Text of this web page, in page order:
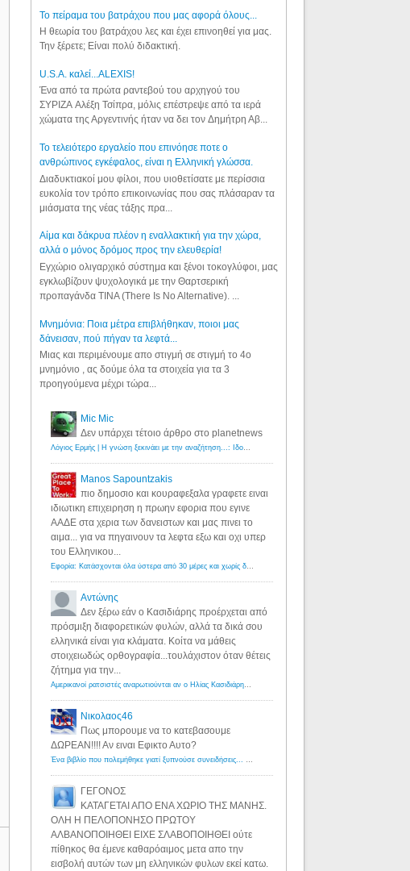
Το πείραμα του βατράχου που μας αφορά όλους...
Η θεωρία του βατράχου λες και έχει επινοηθεί για μας.
Την ξέρετε; Είναι πολύ διδακτική.
U.S.A. καλεί...ALEXIS!
Ένα από τα πρώτα ραντεβού του αρχηγού του
ΣΥΡΙΖΑ Αλέξη Τσίπρα, μόλις επέστρεψε από τα ιερά
χώματα της Αργεντινής ήταν να δει τον Δημήτρη Αβ...
Το τελειότερο εργαλείο που επινόησε ποτε ο
ανθρώπινος εγκέφαλος, είναι η Ελληνική γλώσσα.
Διαδυκτιακοί μου φίλοι, που υιοθετίσατε με περίσσια
ευκολία τον τρόπο επικοινωνίας που σας πλάσαραν τα
μιάσματα της νέας τάξης πρα...
Αίμα και δάκρυα πλέον η εναλλακτική για την χώρα,
αλλά ο μόνος δρόμος προς την ελευθερία!
Εγχώριο ολιγαρχικό σύστημα και ξένοι τοκογλύφοι, μας
εγκλωβίζουν ψυχολογικά με την Θαρτσερική
προπαγάνδα TINA (There Is No Alternative). ...
Μνημόνια: Ποια μέτρα επιβλήθηκαν, ποιοι μας
δάνεισαν, πού πήγαν τα λεφτά...
Μιας και περιμένουμε απο στιγμή σε στιγμή το 4ο
μνημόνιο , ας δούμε όλα τα στοιχεία για τα 3
προηγούμενα μέχρι τώρα...
Mic Mic
Δεν υπάρχει τέτοιο άρθρο στο planetnews
Λόγιος Ερμής | Η γνώση ξεκινάει με την αναζήτηση...: Ιδού οι 18 που χρωστούν 11 δις ευρώ!
Manos Sapountzakis
πιο δημοσιο και κουραφεξαλα γραφετε ειναι
ιδιωτικη επιχειρηση η πρωην εφορια που εγινε
ΑΑΔΕ στα χερια των δανειστων και μας πινει το
αιμα... για να πηγαινουν τα λεφτα εξω και οχι υπερ
του Ελληνικου...
Εφορία: Κατάσχονται όλα ύστερα από 30 μέρες και χωρίς δικαστικές αποφάσεις - Λόγιος Ερμής
Αντώνης
Δεν ξέρω εάν ο Κασιδιάρης προέρχεται από
πρόσμιξη διαφορετικών φυλών, αλλά τα δικά σου
ελληνικά είναι για κλάματα. Κοίτα να μάθεις
στοιχειωδώς ορθογραφία...τουλάχιστον όταν θέτεις
ζήτημα για την...
Αμερικανοί ρατσιστές αναρωτιούνται αν ο Ηλίας Κασιδιάρης ανήκει στη λευκή φυλή... - Λόγιος Ερμής
Νικολαος46
Πως μπορουμε να το κατεβασουμε
ΔΩΡΕΑΝ!!!! Αν ειναι Εφικτο Αυτο?
Ένα βιβλίο που πολεμήθηκε γιατί ξυπνούσε συνειδήσεις... - Λόγιος Ερμής | Η γνώση ξεκινάει με την αναζήτηση...
ΓΕΓΟΝΟΣ
ΚΑΤΑΓΕΤΑΙ ΑΠΟ ΕΝΑ ΧΩΡΙΟ ΤΗΣ ΜΑΝΗΣ.
ΟΛΗ Η ΠΕΛΟΠΟΝΗΣΟ ΠΡΩΤΟΥ
ΑΛΒΑΝΟΠΟΙΗΘΕΙ ΕΙΧΕ ΣΛΑΒΟΠΟΙΗΘΕΙ ούτε
πίθηκος θα έμενε καθαρόαιμος μετα απο την
εισβολή αυτών των μη ελληνικών φυλων εκεί κατω.